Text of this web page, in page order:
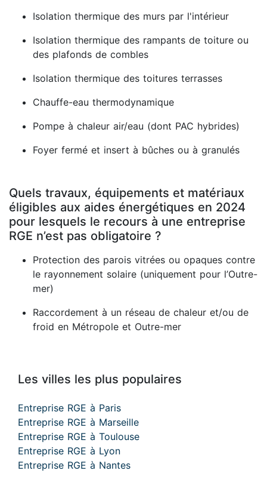
Isolation thermique des murs par l'intérieur
Isolation thermique des rampants de toiture ou
des plafonds de combles
Isolation thermique des toitures terrasses
Chauffe-eau thermodynamique
Pompe à chaleur air/eau (dont PAC hybrides)
Foyer fermé et insert à bûches ou à granulés
Quels travaux, équipements et matériaux
éligibles aux aides énergétiques en 2024
pour lesquels le recours à une entreprise
RGE n’est pas obligatoire ?
Protection des parois vitrées ou opaques contre
le rayonnement solaire (uniquement pour l’Outre-
mer)
Raccordement à un réseau de chaleur et/ou de
froid en Métropole et Outre-mer
Les villes les plus populaires
Entreprise RGE à Paris
Entreprise RGE à Marseille
Entreprise RGE à Toulouse
Entreprise RGE à Lyon
Entreprise RGE à Nantes